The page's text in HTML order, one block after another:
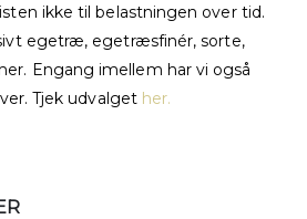
ikke til belastningen over tid.
egetræ, egetræsfinér, sorte,
Engang imellem har vi også
Tjek udvalgether.